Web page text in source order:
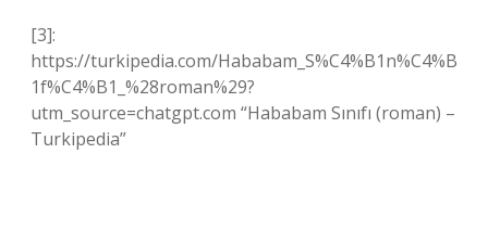
[3]:
https://turkipedia.com/Hababam_S%C4%B1n%C4%B
1f%C4%B1_%28roman%29?
utm_source=chatgpt.com “Hababam Sınıfı (roman) –
Turkipedia”